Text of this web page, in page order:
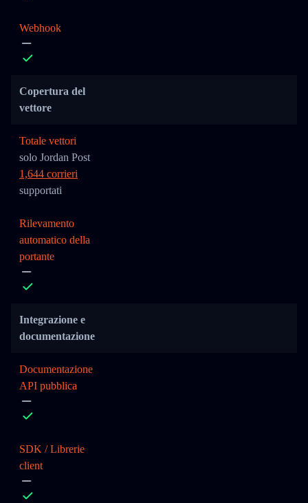
Webhook
Copertura del
vettore
Totale vettori
solo Jordan Post
1,644 corrieri
supportati
Rilevamento
automatico della
portante
Integrazione e
documentazione
Documentazione
API pubblica
SDK / Librerie
client